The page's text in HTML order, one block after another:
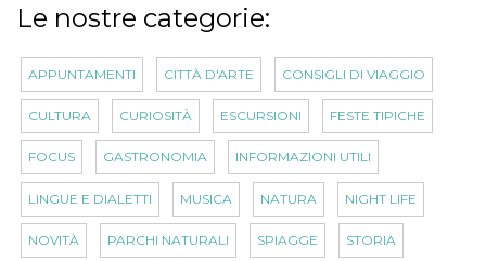
Le nostre categorie:
APPUNTAMENTI CITTÀ D'ARTE CONSIGLI DI VIAGGIO
CULTURA CURIOSITÀ ESCURSIONI FESTE TIPICHE
FOCUS GASTRONOMIA INFORMAZIONI UTILI
LINGUE E DIALETTI MUSICA NATURA NIGHT LIFE
NOVITÀ PARCHI NATURALI SPIAGGE STORIA